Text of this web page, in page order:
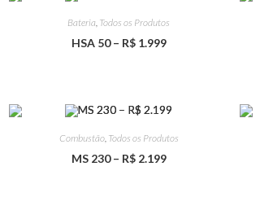
Bateria, Todos os Produtos
HSA 50 – R$ 1.999
Combustão, Todos os Produtos
MS 230 – R$ 2.199